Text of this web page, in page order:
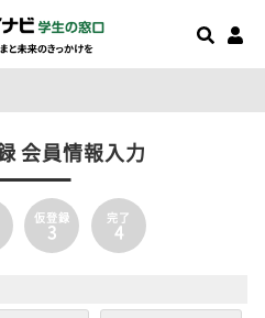
会員情報入力
仮登録
3
完了
4